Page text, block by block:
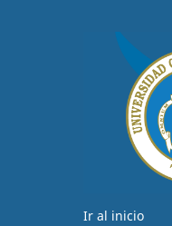
Ir al inicio